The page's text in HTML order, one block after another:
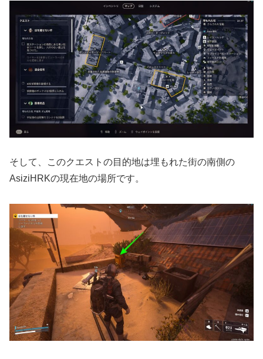
そして、このクエストの目的地は埋もれた街の南側の
AsiziHRKの現在地の場所です。